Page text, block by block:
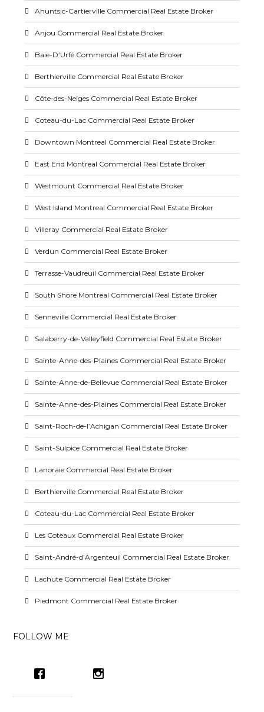
Ahuntsic-Cartierville Commercial Real Estate Broker
Anjou Commercial Real Estate Broker
Baie-D’Urfé Commercial Real Estate Broker
Berthierville Commercial Real Estate Broker
Côte-des-Neiges Commercial Real Estate Broker
Coteau-du-Lac Commercial Real Estate Broker
Downtown Montreal Commercial Real Estate Broker
East End Montreal Commercial Real Estate Broker
Westmount Commercial Real Estate Broker
West Island Montreal Commercial Real Estate Broker
Villeray Commercial Real Estate Broker
Verdun Commercial Real Estate Broker
Terrasse-Vaudreuil Commercial Real Estate Broker
South Shore Montreal Commercial Real Estate Broker
Senneville Commercial Real Estate Broker
Salaberry-de-Valleyfield Commercial Real Estate Broker
Sainte-Anne-des-Plaines Commercial Real Estate Broker
Sainte-Anne-de-Bellevue Commercial Real Estate Broker
Sainte-Anne-des-Plaines Commercial Real Estate Broker
Saint-Roch-de-l’Achigan Commercial Real Estate Broker
Saint-Sulpice Commercial Real Estate Broker
Lanoraie Commercial Real Estate Broker
Berthierville Commercial Real Estate Broker
Coteau-du-Lac Commercial Real Estate Broker
Les Coteaux Commercial Real Estate Broker
Saint-André-d’Argenteuil Commercial Real Estate Broker
Lachute Commercial Real Estate Broker
Piedmont Commercial Real Estate Broker
FOLLOW ME